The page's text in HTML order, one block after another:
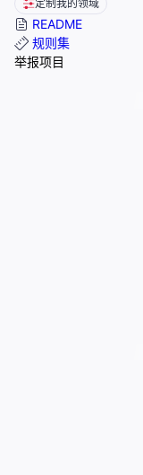
定制我的领域
README
规则集
举报项目